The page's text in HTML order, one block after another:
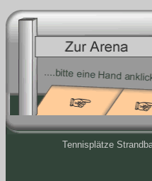
Tennisplätze